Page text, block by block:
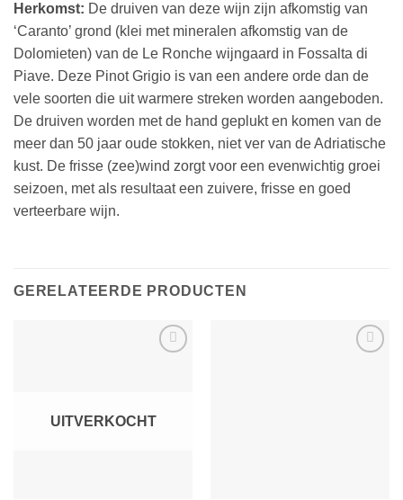
Herkomst: De druiven van deze wijn zijn afkomstig van
‘Caranto’ grond (klei met mineralen afkomstig van de
Dolomieten) van de Le Ronche wijngaard in Fossalta di
Piave. Deze Pinot Grigio is van een andere orde dan de
vele soorten die uit warmere streken worden aangeboden.
De druiven worden met de hand geplukt en komen van de
meer dan 50 jaar oude stokken, niet ver van de Adriatische
kust. De frisse (zee)wind zorgt voor een evenwichtig groei
seizoen, met als resultaat een zuivere, frisse en goed
verteerbare wijn.
GERELATEERDE PRODUCTEN
UITVERKOCHT